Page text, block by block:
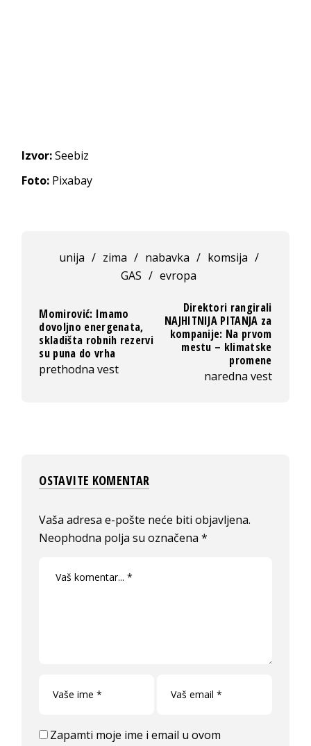
Izvor:Seebiz
Foto: Pixabay
unija / zima / nabavka / komsija /
GAS / evropa
Momirović: Imamo
dovoljno energenata,
skladišta robnih rezervi
su puna do vrha
prethodna vest
Direktori rangirali
NAJHITNIJA PITANJA za
kompanije: Na prvom
mestu – klimatske
promene
naredna vest
OSTAVITE KOMENTAR
Vaša adresa e-pošte neće biti objavljena.
Neophodna polja su označena*
Zapamti moje ime i email u ovom